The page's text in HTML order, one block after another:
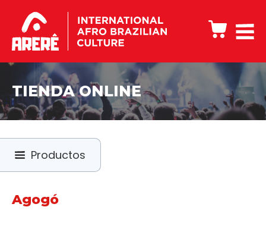
TIENDA ONLINE
Productos
Agogó